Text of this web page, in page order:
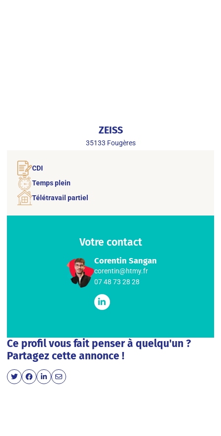
ZEISS
35133 Fougères
CDI
Temps plein
Télétravail partiel
Votre contact
Corentin Sangan
corentin@htmy.fr
07 48 73 28 28
Ce profil vous fait penser à quelqu'un ?
Partagez cette annonce !